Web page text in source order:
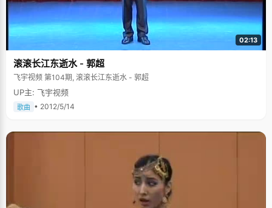
02:13
滚滚长江东逝水 - 郭超
飞宇视频 第104期, 滚滚长江东逝水 - 郭超
UP主: 飞宇视频
歌曲 • 2012/5/14